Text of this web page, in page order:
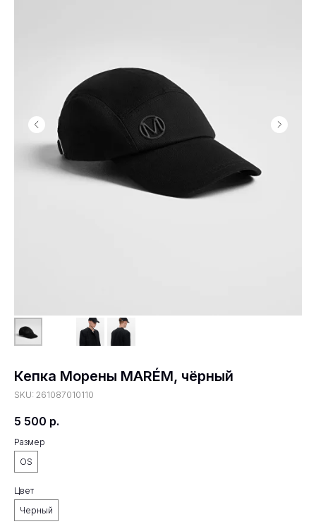
Кепка Морены MARÉM, чёрный
SKU: 261087010110
5 500 р.
Размер
OS
Цвет
Черный